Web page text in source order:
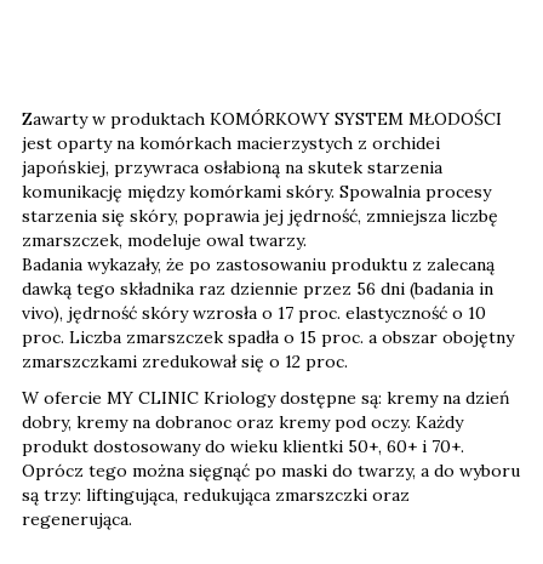
Zawarty w produktach KOMÓRKOWY SYSTEM MŁODOŚCI
jest oparty na komórkach macierzystych z orchidei
japońskiej, przywraca osłabioną na skutek starzenia
komunikację między komórkami skóry. Spowalnia procesy
starzenia się skóry, poprawia jej jędrność, zmniejsza liczbę
zmarszczek, modeluje owal twarzy.
Badania wykazały, że po zastosowaniu produktu z zalecaną
dawką tego składnika raz dziennie przez 56 dni (badania in
vivo), jędrność skóry wzrosła o 17 proc. elastyczność o 10
proc. Liczba zmarszczek spadła o 15 proc. a obszar obojętny
zmarszczkami zredukował się o 12 proc.
W ofercie MY CLINIC Kriology dostępne są: kremy na dzień
dobry, kremy na dobranoc oraz kremy pod oczy. Każdy
produkt dostosowany do wieku klientki 50+, 60+ i 70+.
Oprócz tego można sięgnąć po maski do twarzy, a do wyboru
są trzy: liftingująca, redukująca zmarszczki oraz
regenerująca.